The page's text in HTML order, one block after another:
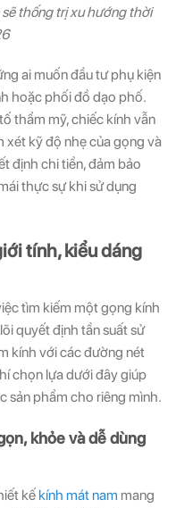
thống trị xu hướng thời
ai muốn đầu tư phụ kiện
hoặc phối đồ dạo phố.
thẩm mỹ, chiếc kính vẫn
xét kỹ độ nhẹ của gọng và
định chi tiền, đảm bảo
thực sự khi sử dụng
tính, kiểu dáng
tìm kiếm một gọng kính
quyết định tần suất sử
kính với các đường nét
chọn lựa dưới đây giúp
sản phẩm cho riêng mình.
khỏe và dễ dùng
kế kính mát nam mang